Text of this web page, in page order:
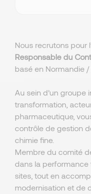
Nous recrutons pour
Responsable du
basé en Normandie
Au sein d’un groupe
transformation,
pharmaceutique,
contrôle de gestion
chimie fine.
Membre du comité
dans la
sites, tout en
modernisation et de